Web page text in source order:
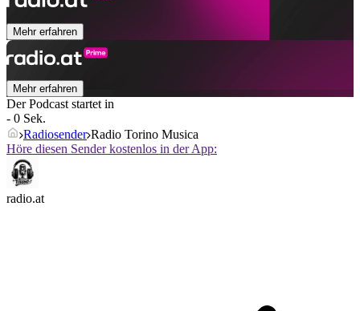
Mehr erfahren
Mehr erfahren
Der Podcast startet in
- 0 Sek.
Radiosender Radio Torino Musica
Höre diesen Sender kostenlos in der App:
radio.at